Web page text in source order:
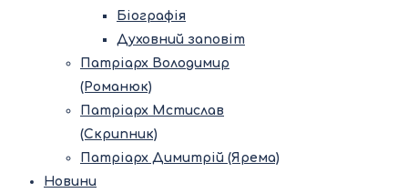
Біографія
Духовний заповіт
Патріарх Володимир
(Романюк)
Патріарх Мстислав
(Скрипник)
Патріарх Димитрій (Ярема)
Новини